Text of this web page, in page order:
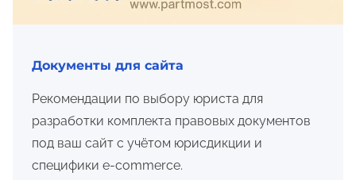
Документы для сайта
Рекомендации по выбору юриста для
разработки комплекта правовых документов
под ваш сайт с учётом юрисдикции и
специфики e-commerce.